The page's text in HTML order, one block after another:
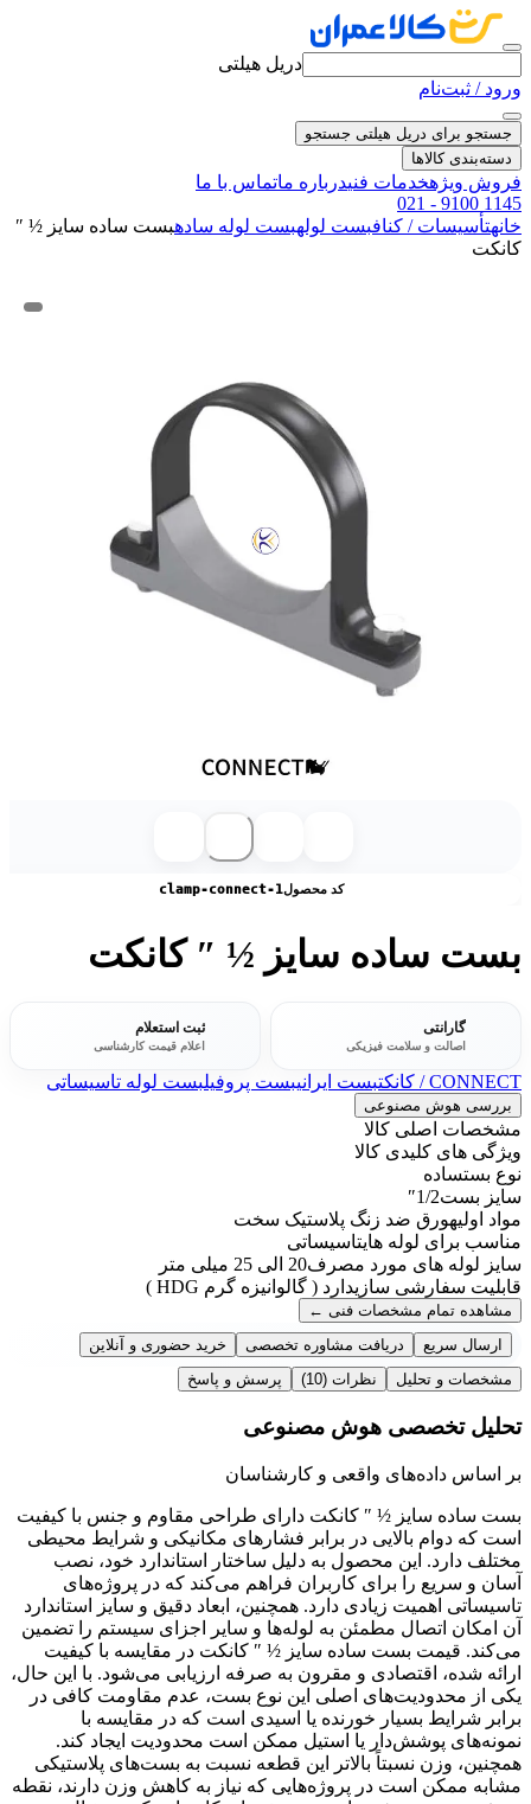
دریل هیلتی
ورود / ثبت‌نام
جستجو برای دریل هیلتی جستجو
دسته‌بندی کالاها
فروش ویژهخدمات فنیدرباره ماتماس با ما
021 - 9100 1145
خانهتأسیسات / کنافبست لولهبست لوله سادهبست ساده سایز ½ ″
کانکت
کد محصولclamp-connect-1
بست ساده سایز ½ ″ کانکت
گارانتی
اصالت و سلامت فیزیکی
ثبت استعلام
اعلام قیمت کارشناسی
CONNECT / کانکت بست ایرانیبست پروفیلبست لوله تاسیساتی
بررسی هوش مصنوعی
مشخصات اصلی کالا
ویژگی های کلیدی کالا
نوع بستساده
سایز بست1/2″
مواد اولیهورق ضد زنگ پلاستیک سخت
مناسب برای لوله هایتاسیساتی
سایز لوله های مورد مصرف20 الی 25 میلی متر
قابلیت سفارشی سازیدارد ( گالوانیزه گرم HDG )
مشاهده تمام مشخصات فنی ←
ارسال سریع
دریافت مشاوره تخصصی
خرید حضوری و آنلاین
مشخصات و تحلیل
نظرات (10) پرسش و پاسخ
تحلیل تخصصی هوش مصنوعی
بر اساس داده‌های واقعی و کارشناسان
بست ساده سایز ½ ″ کانکت دارای طراحی مقاوم و جنس با کیفیت
است که دوام بالایی در برابر فشارهای مکانیکی و شرایط محیطی
مختلف دارد. این محصول به دلیل ساختار استاندارد خود، نصب
آسان و سریع را برای کاربران فراهم می‌کند که در پروژه‌های
تاسیساتی اهمیت زیادی دارد. همچنین، ابعاد دقیق و سایز استاندارد
آن امکان اتصال مطمئن به لوله‌ها و سایر اجزای سیستم را تضمین
می‌کند. قیمت بست ساده سایز ½ ″ کانکت در مقایسه با کیفیت
ارائه شده، اقتصادی و مقرون به صرفه ارزیابی می‌شود. با این حال،
یکی از محدودیت‌های اصلی این نوع بست، عدم مقاومت کافی در
برابر شرایط بسیار خورنده یا اسیدی است که در مقایسه با
نمونه‌های پوشش‌دار یا استیل ممکن است محدودیت ایجاد کند.
همچنین، وزن نسبتاً بالاتر این قطعه نسبت به بست‌های پلاستیکی
مشابه ممکن است در پروژه‌هایی که نیاز به کاهش وزن دارند، نقطه